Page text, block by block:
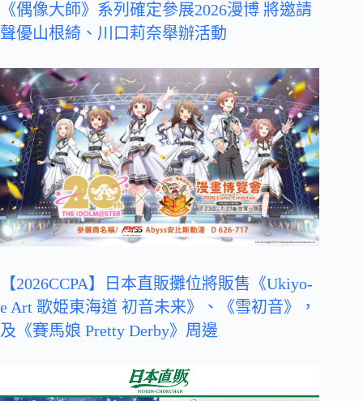
《偶像大師》系列確定參展2026漫博 將邀請
聲優山根綺、川口莉奈舉辦活動
【2026CCPA】日本直販攤位將販售《Ukiyo-
e Art 歌姫東海道 初音未来》、《雪初音》，
及《賽馬娘 Pretty Derby》周邊